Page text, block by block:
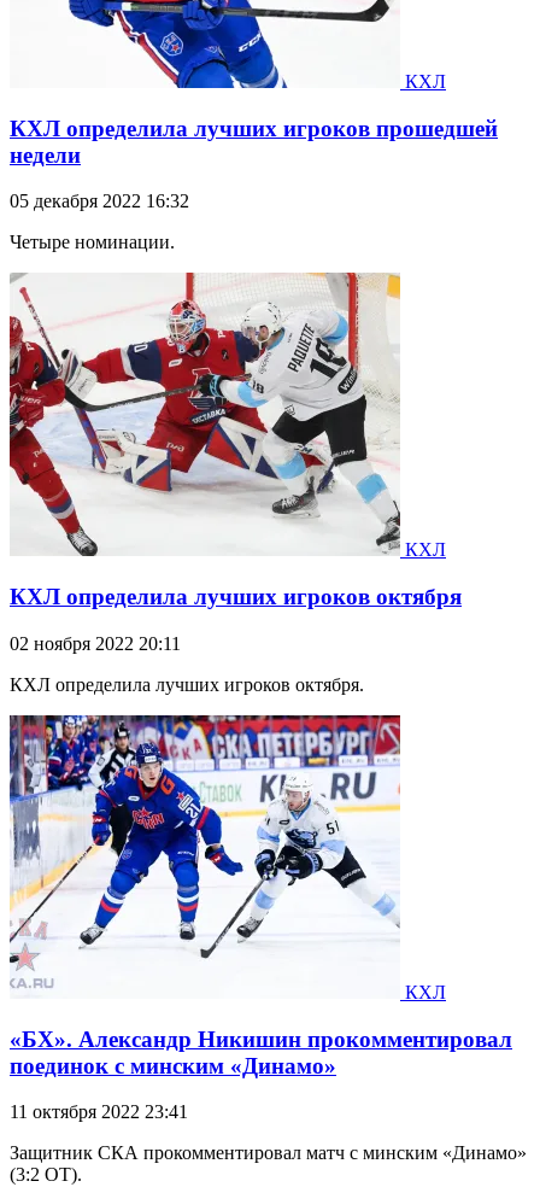
КХЛ
КХЛ определила лучших игроков прошедшей
недели
05 декабря 2022 16:32
Четыре номинации.
КХЛ
КХЛ определила лучших игроков октября
02 ноября 2022 20:11
КХЛ определила лучших игроков октября.
КХЛ
«БХ». Александр Никишин прокомментировал
поединок с минским «Динамо»
11 октября 2022 23:41
Защитник СКА прокомментировал матч с минским «Динамо»
(3:2 ОТ).